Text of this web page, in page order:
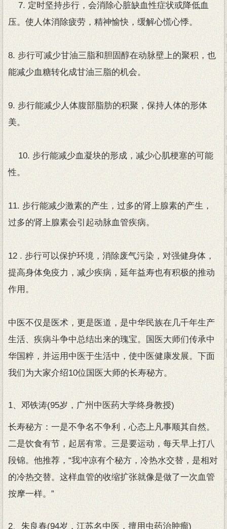
7. 定时坚持步行，会消除心脏缺血性症状或降低血
压。使人体消除疲劳，精神愉快，缓解心慌心悸。
8. 步行可减少甘油三脂和胆固醇在动脉壁上的聚积，也
能减少血糖转化成甘油三脂的机会。
9. 步行能减少人体腹部脂肪的积聚，保持人体的形体
美。
10. 步行能减少血凝块的形成，减少心肌梗塞的可能
性。
11. 步行能减少激素的产生，过多的肾上腺素的产生，
过多的肾上腺素会引起动脉血管疾病。
12 . 步行可以保护环境，消除废气污染，对强健身体，
提高身体免疫力，减少疾病，延年益寿也有积极的推动
作用。
中医不仅是医术，更是医道，是中华民族在几千年生产
生活、疾病斗争中总结出来的瑰宝。国医大师们传承中
华国粹，并运用中医于生活中，使中医健康发展。下面
我们为大家介绍10位国医大师的长寿秘方。
1、邓铁涛(95岁，广州中医药大学终身教授)
长寿秘方：一是不争名不争利，心态上凡事顺其自然。
二是饮食有节，起居有常。三是要运动，每天早上打八
段锦。他推荐，“我冲凉有个秘方，冷热水交替，是相对
的冷热交替。这样血管的收缩扩张就像是做了一次血管
按摩一样。”
2、朱良春(94岁，江苏名中医，擅用虫药治肿瘤)